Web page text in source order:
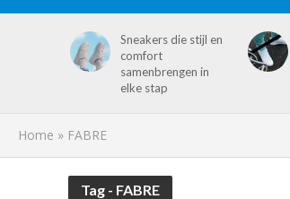
Sneakers die stijl en
comfort
samenbrengen in
elke stap
Home » FABRE
Tag - FABRE